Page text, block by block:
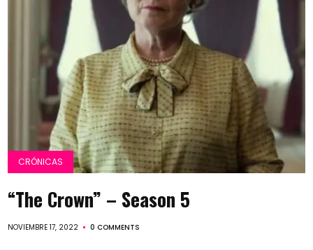
CRÓNICAS
“The Crown” – Season 5
NOVIEMBRE 17, 2022 0 COMMENTS